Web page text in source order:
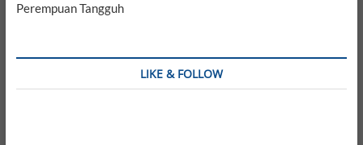
Perempuan Tangguh
LIKE & FOLLOW